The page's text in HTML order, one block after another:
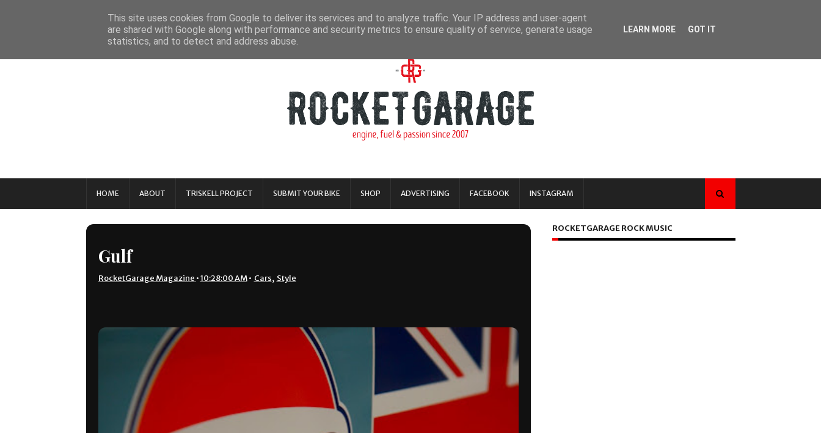
HOME ABOUT TRISKELL PROJECT SUBMIT YOUR BIKE SHOP ADVERTISING FACEBOOK INSTAGRAM
Gulf
RocketGarage Magazine •10:28:00 AM • Cars, Style
ROCKETGARAGE ROCK MUSIC
This site uses cookies from Google to deliver its services and to analyze traffic. Your IP address and user-agent
are shared with Google along with performance and security metrics to ensure quality of service, generate usage
statistics, and to detect and address abuse.
LEARN MORE GOT IT